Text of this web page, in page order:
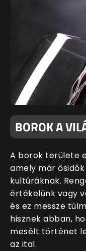
BOROK A
A borok területe
amely már
kultúráknak.
értékelünk vagy
és ez messze
hisznek abban,
mesélt történet
az ital.